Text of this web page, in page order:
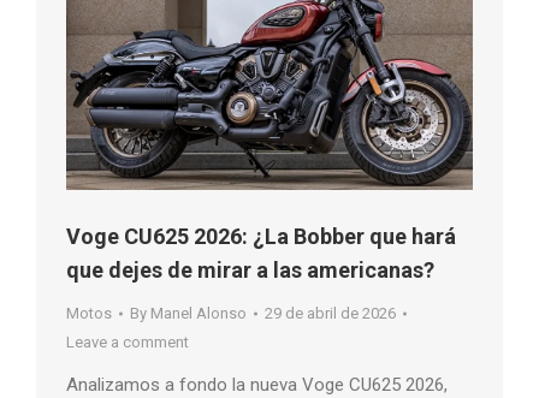
Voge CU625 2026: ¿La Bobber que hará
que dejes de mirar a las americanas?
Motos By Manel Alonso
29 de abril de 2026
Leave a comment
Analizamos a fondo la nueva Voge CU625 2026,